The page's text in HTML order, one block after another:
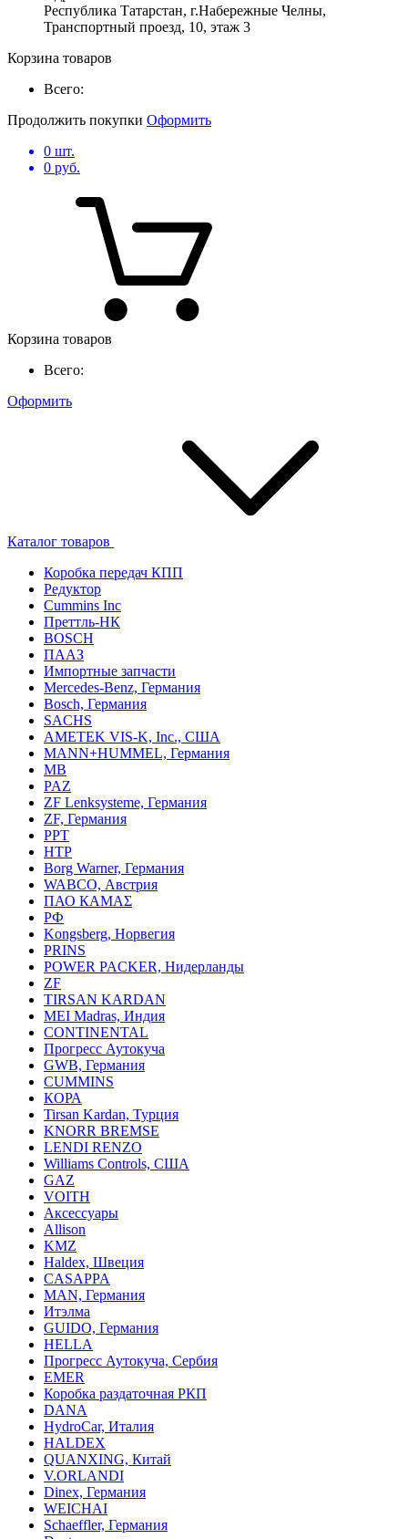
Республика Татарстан, г.Набережные Челны,
Транспортный проезд, 10, этаж 3
Корзина товаров
Всего:
Продолжить покупки Оформить
0 шт.
0 руб.
Корзина товаров
Всего:
Оформить
Каталог товаров
Коробка передач КПП
Редуктор
Cummins Inc
Преттль-НК
BOSCH
ПААЗ
Импортные запчасти
Mercedes-Benz, Германия
Bosch, Германия
SACHS
AMETEK VIS-K, Inc., США
MANN+HUMMEL, Германия
MB
PAZ
ZF Lenksysteme, Германия
ZF, Германия
PPT
HTP
Borg Warner, Германия
WABCO, Австрия
ПАО КАМАΣ
РФ
Kongsberg, Норвегия
PRINS
POWER PACKER, Нидерланды
ZF
TIRSAN KARDAN
MEI Madras, Индия
CONTINENTAL
Прогресс Аутокуча
GWB, Германия
CUMMINS
КОРА
Tirsan Kardan, Турция
KNORR BREMSE
LENDI RENZO
Williams Controls, США
GAZ
VOITH
Аксессуары
Allison
KMZ
Haldex, Швеция
CASAPPA
MAN, Германия
Итэлма
GUIDO, Германия
HELLA
Прогресс Аутокуча, Сербия
EMER
Коробка раздаточная РКП
DANA
HydroCar, Италия
HALDEX
QUANXING, Китай
V.ORLANDI
Dinex, Германия
WEICHAI
Schaeffler, Германия